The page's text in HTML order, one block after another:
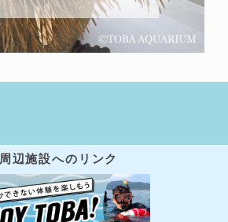
周辺施設へのリンク